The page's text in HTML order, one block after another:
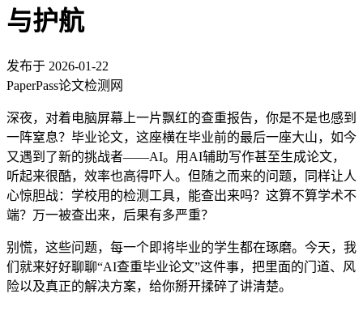
与护航
发布于 2026-01-22
PaperPass论文检测网
深夜，对着电脑屏幕上一片飘红的查重报告，你是不是也感到
一阵窒息？毕业论文，这座横在毕业前的最后一座大山，如今
又遇到了新的挑战者——AI。用AI辅助写作甚至生成论文，
听起来很酷，效率也高得吓人。但随之而来的问题，同样让人
心惊胆战：学校用的检测工具，能查出来吗？这算不算学术不
端？万一被查出来，后果有多严重？
别慌，这些问题，每一个即将毕业的学生都在琢磨。今天，我
们就来好好聊聊“AI查重毕业论文”这件事，把里面的门道、风
险以及真正的解决方案，给你掰开揉碎了讲清楚。